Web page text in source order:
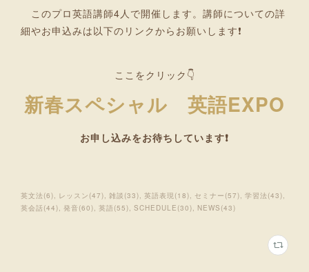
このプロ英語講師4人で開催します。講師についての詳
細やお申込みは以下のリンクからお願いします❗
ここをクリック👇
新春スペシャル 英語EXPO
お申し込みをお待ちしています❗
英文法(6) レッスン (47) 雑談 (33) 英語表現 (18) セミナー (57) 学習法(43)
英会話(44) 発音(60) 英語(55) SCHEDULE (30) NEWS (43)